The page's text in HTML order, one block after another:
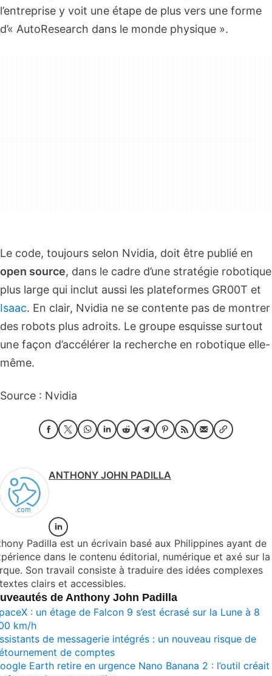
l’entreprise y voit une étape de plus vers une forme
d’« AutoResearch dans le monde physique ».
Le code, toujours selon Nvidia, doit être publié en
open source, dans le cadre d’une stratégie robotique
plus large qui inclut aussi les plateformes GR00T et
Isaac. En clair, Nvidia ne se contente pas de montrer
des robots plus adroits. Le groupe esquisse surtout
une façon d’accélérer la recherche en robotique elle-
même.
Source : Nvidia
ANTHONY JOHN PADILLA
Padilla est un écrivain basé aux Philippines ayant de
dans le contenu éditorial, numérique et axé sur la
Son travail consiste à traduire des idées complexes
clairs et accessibles.
de Anthony John Padilla
: un étage de Falcon 9 s’est écrasé sur la Lune à 8
km/h
de messagerie intégrés : un nouveau risque de
de comptes
Earth retire en urgence Nano Banana 2 : l’outil créait